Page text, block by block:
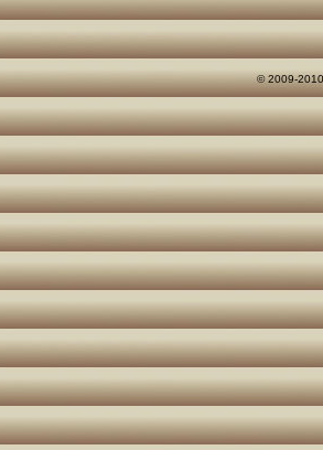
© 2009-